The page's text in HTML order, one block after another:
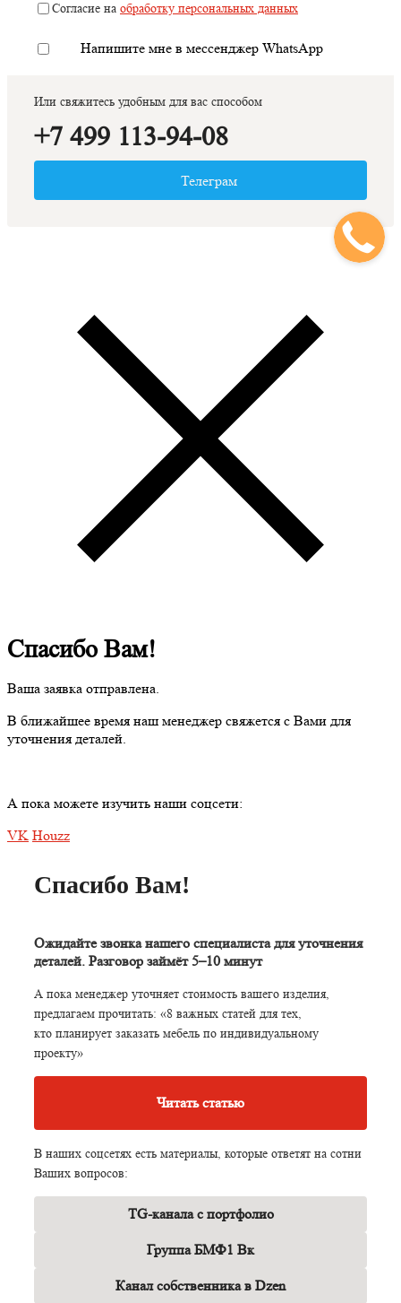
Напишите мне в мессенджер WhatsApp
Согласие на обработку персональных данных
Или свяжитесь удобным для вас способом
+7 499 113-94-08
Телеграм
Спасибо Вам!
Ваша заявка отправлена.
В ближайшее время наш менеджер свяжется с Вами для
уточнения деталей.
А пока можете изучить наши соцсети:
VK Houzz
Спасибо Вам!
Ожидайте звонка нашего специалиста для уточнения
деталей. Разговор займёт 5–10 минут
А пока менеджер уточняет стоимость вашего изделия,
предлагаем прочитать: «8 важных статей для тех,
кто планирует заказать мебель по индивидуальному
проекту»
Читать статью
В наших соцсетях есть материалы, которые ответят на сотни
Ваших вопросов:
TG-канала с портфолио
Группа БМФ1 Bк
Канал собственника в Dzen